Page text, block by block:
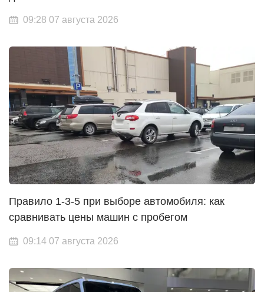
09:28 07 августа 2026
Правило 1-3-5 при выборе автомобиля: как
сравнивать цены машин с пробегом
09:14 07 августа 2026